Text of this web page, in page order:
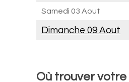
Samedi 03 Aout
Dimanche 09 Aout
Où trouver